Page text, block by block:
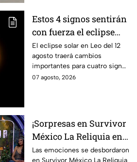
Estos 4 signos sentirán
con fuerza el eclipse
solar del 12 de agosto
El eclipse solar en Leo del 12
agosto traerá cambios
importantes para cuatro signos
del zodiaco, que podrían
07 agosto, 2026
¡Sorpresas en Survivor
México La Reliquia en
Llamas! Capitanes
Las emociones se desbordaron
en Survivor México La Reliquia